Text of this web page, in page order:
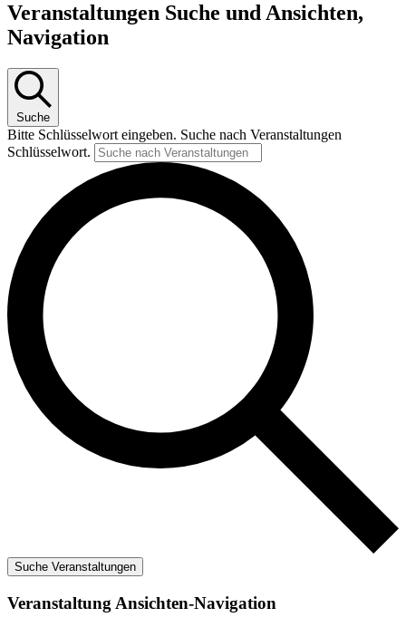
Veranstaltungen Suche und Ansichten,
Navigation
Suche
Bitte Schlüsselwort eingeben. Suche nach Veranstaltungen
Schlüsselwort.
Suche Veranstaltungen
Veranstaltung Ansichten-Navigation